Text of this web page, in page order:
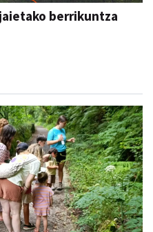
berrikuntza